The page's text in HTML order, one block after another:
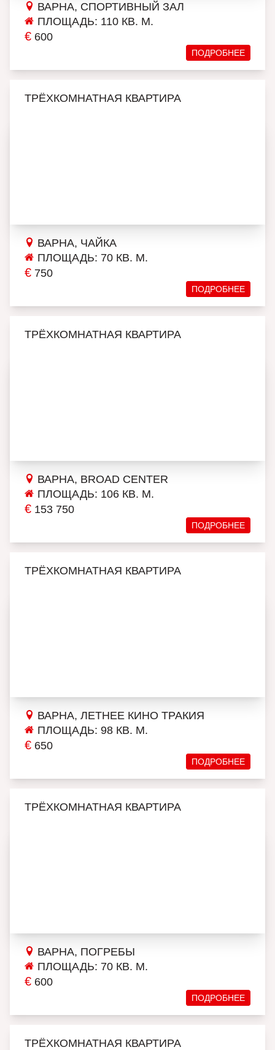
ВАРНА, СПОРТИВНЫЙ ЗАЛ
ПЛОЩАДЬ: 110 КВ. М.
€ 600
ПОДРОБНЕЕ
ТРЁХКОМНАТНАЯ КВАРТИРА
ВАРНА, ЧАЙКА
ПЛОЩАДЬ: 70 КВ. М.
€ 750
ПОДРОБНЕЕ
ТРЁХКОМНАТНАЯ КВАРТИРА
ВАРНА, BROAD CENTER
ПЛОЩАДЬ: 106 КВ. М.
€ 153 750
ПОДРОБНЕЕ
ТРЁХКОМНАТНАЯ КВАРТИРА
ВАРНА, ЛЕТНЕЕ КИНО ТРАКИЯ
ПЛОЩАДЬ: 98 КВ. М.
€ 650
ПОДРОБНЕЕ
ТРЁХКОМНАТНАЯ КВАРТИРА
ВАРНА, ПОГРЕБЫ
ПЛОЩАДЬ: 70 КВ. М.
€ 600
ПОДРОБНЕЕ
ТРЁХКОМНАТНАЯ КВАРТИРА